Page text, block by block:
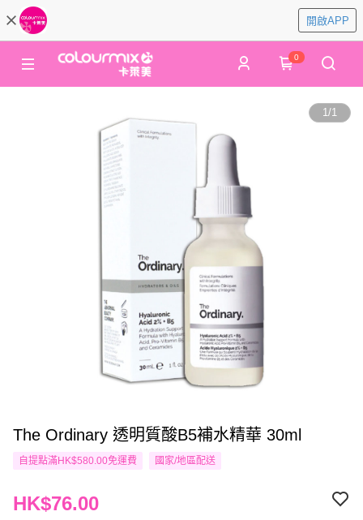
開啟APP
0
1/1
The Ordinary 透明質酸B5補水精華 30ml
自提點滿HK$580.00免運費 國家/地區配送
HK$76.00